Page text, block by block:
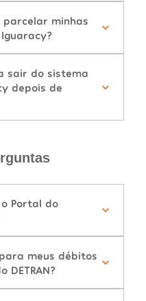
parcelar minhas
sair do sistema
depois de
Portal do
meus débitos
DETRAN?